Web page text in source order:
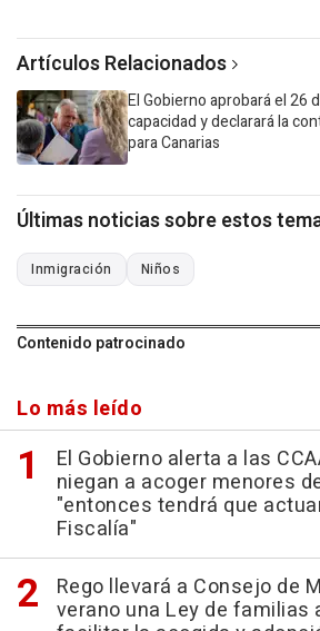
Artículos Relacionados
El Gobierno aprobará el 26
capacidad y declarará la
para Canarias
Últimas noticias sobre estos
Inmigración Niños
Contenido patrocinado
Lo más leído
El Gobierno alerta a las
niegan a acoger menores
"entonces tendrá que
Fiscalía"
Rego llevará a Consejo de
verano una Ley de familias